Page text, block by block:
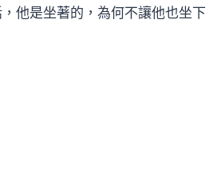
他是坐著的，為何不讓他也坐下